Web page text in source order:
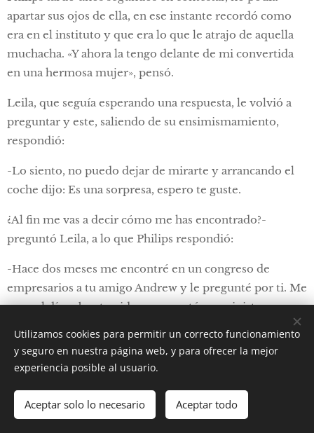
apartar sus ojos de ella, en ese instante recordó como
era en el instituto y que era lo que le atrajo de aquella
muchacha. «Y ahora la tengo delante de mi convertida
en una hermosa mujer», pensó.
Leila, que seguía esperando una respuesta, le volvió a
preguntar y este, saliendo de su ensimismamiento,
respondió:
-Lo siento, no puedo dejar de mirarte y arrancando el
coche dijo: Es una sorpresa, espero te guste.
¿Al fin me vas a decir cómo me has encontrado?-
preguntó Leila, a lo que Philips respondió:
-Hace dos meses me encontré en un congreso de
empresarios a tu amigo Andrew y le pregunté por ti. Me
puso al día sobre tu vida y me contó que viniste a
estudiar a Nueva York, te casaste y te quedaste a trabajar
en la biblioteca de la universidad. Llamé y contestaste;
así te encontré.
Después de un largo silencio, llegaron al puerto y
pararon frente al restaurante Pier A Harbor House
Utilizamos cookies para permitir un correcto funcionamiento
y seguro en nuestra página web, y para ofrecer la mejor
experiencia posible al usuario.
Aceptar solo lo necesario Aceptar todo